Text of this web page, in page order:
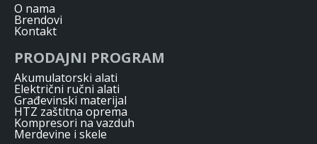
O nama
Brendovi
Kontakt
PRODAJNI PROGRAM
Akumulatorski alati
Električni ručni alati
Građevinski materijal
HTZ zaštitna oprema
Kompresori na vazduh
Merdevine i skele